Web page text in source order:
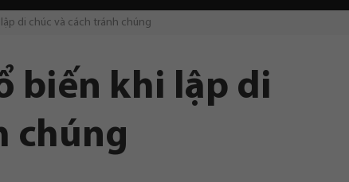
di chúc và cách tránh chúng
biến khi lập di
chúng